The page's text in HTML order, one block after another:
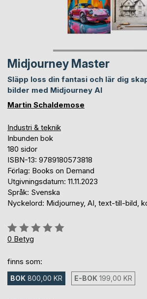
Midjourney Master
Släpp loss din fantasi och lär dig
bilder med Midjourney AI
Martin Schaldemose
Industri & teknik
Inbunden bok
180 sidor
ISBN-13: 9789180573818
Förlag: Books on Demand
Utgivningsdatum: 11.11.2023
Språk: Svenska
Nyckelord: Midjourney, AI, text-till-bild,
Betyg::
0%
0 Betyg
finns som:
BOK 800,00 KR E-BOK 199,00 KR